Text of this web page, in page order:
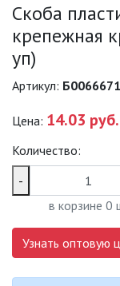
Скоба
крепежная
уп)
Артикул: Б0066671
Цена: 14.03 руб.
Количество:
-
в корзине 0
Узнать оптовую